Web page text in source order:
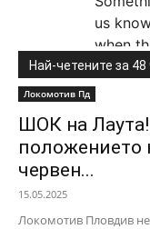
Най-четените за 48
Локомотив Пд
ШОК на
положението
червен...
15.05.2025
Локомотив Пловдив не